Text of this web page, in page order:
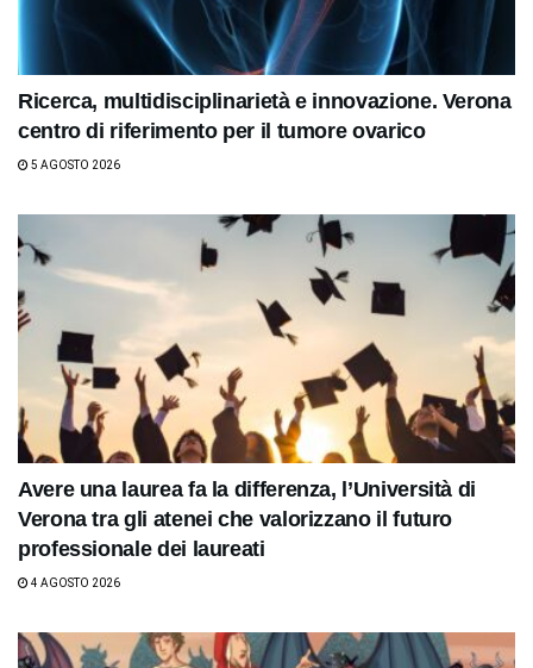
Ricerca, multidisciplinarietà e innovazione. Verona
centro di riferimento per il tumore ovarico
5 AGOSTO 2026
Avere una laurea fa la differenza, l’Università di
Verona tra gli atenei che valorizzano il futuro
professionale dei laureati
4 AGOSTO 2026